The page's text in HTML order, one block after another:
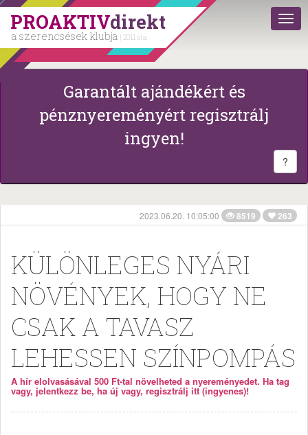
PROAKTIVdirekt
a szerencsések klubja | 2011 óta
Garantált ajándékért és
pénznyereményért regisztrálj
ingyen!
?
2023.06.20. 10:05:00 8519 263
KÜLÖNLEGES NYÁRI
NÖVÉNYEK, HOGY NE
CSAK A TAVASZ
LEHESSEN SZÍNPOMPÁS
A hír elolvasásával 500 Ft-tal növelheted a nyereményedet. Ha tag
vagy, jelentkezz be, ha új vagy, regisztrálj itt (ingyenes)!